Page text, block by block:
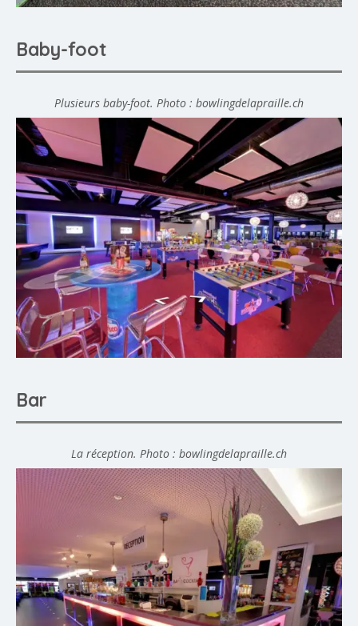
Baby-foot
Plusieurs baby-foot. Photo : bowlingdelapraille.ch
Bar
La réception. Photo : bowlingdelapraille.ch